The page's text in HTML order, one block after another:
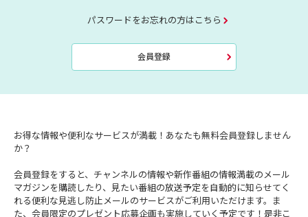
パスワードをお忘れの方はこちら
会員登録
お得な情報や便利なサービスが満載！あなたも無料会員登録しません
か？
会員登録をすると、チャンネルの情報や新作番組の情報満載のメール
マガジンを購読したり、見たい番組の放送予定を自動的に知らせてく
れる便利な見逃し防止メールのサービスがご利用いただけます。ま
た、会員限定のプレゼント応募企画も実施していく予定です！是非こ